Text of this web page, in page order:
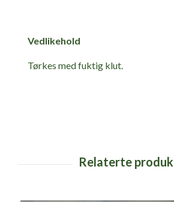
Vedlikehold
Tørkes med fuktig klut.